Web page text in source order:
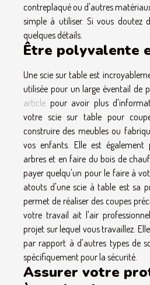
contreplaqué ou d'autres
simple à utiliser. Si vous doutez
quelques détails.
Être polyvalente
Une scie sur table est
utilisée pour un large éventail de
article pour avoir plus
votre scie sur table pour
construire des meubles ou
vos enfants. Elle est
arbres et en faire du bois de
payer quelqu'un pour le faire à
atouts d'une scie à table est sa
permet de réaliser des coupes
votre travail ait l'air
projet sur lequel vous travaillez.
par rapport à d'autres types de
spécifiquement pour la sécurité.
Assurer votre